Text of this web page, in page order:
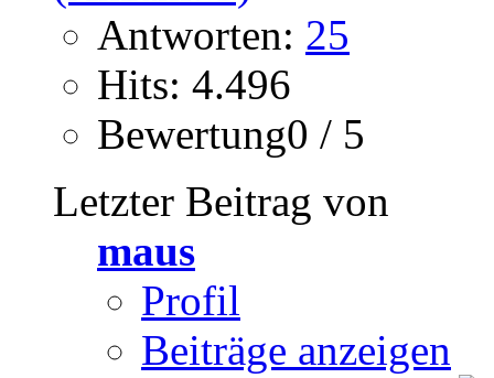
Antworten: 25
Hits: 4.496
Bewertung0 / 5
Letzter Beitrag von
maus
Profil
Beiträge anzeigen